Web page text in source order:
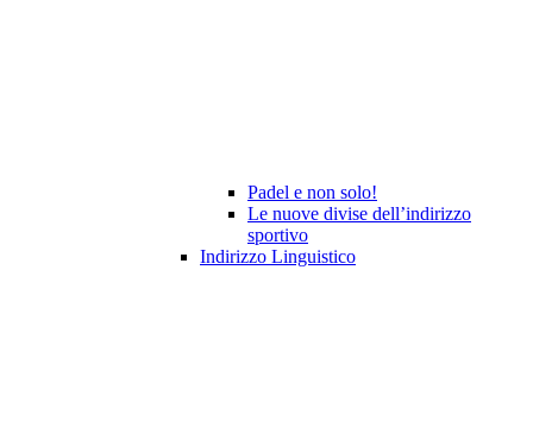
Padel e non solo!
Le nuove divise dell’indirizzo
sportivo
Indirizzo Linguistico